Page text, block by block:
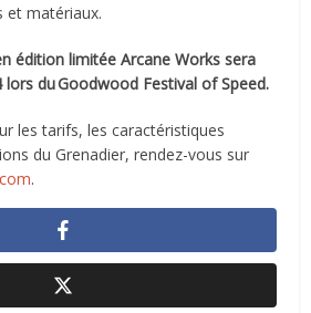
et matériaux.
édition limitée Arcane Works sera
lors du Goodwood Festival of Speed.
les tarifs, les caractéristiques
du Grenadier, rendez-vous sur
.